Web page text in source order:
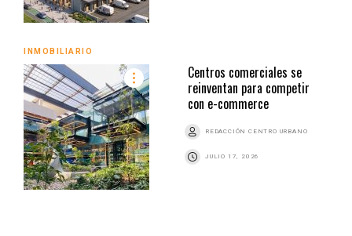
INMOBILIARIO
Centros comerciales se
reinventan para competir
con e-commerce
REDACCIÓN CENTRO URBANO
JULIO 17, 2026